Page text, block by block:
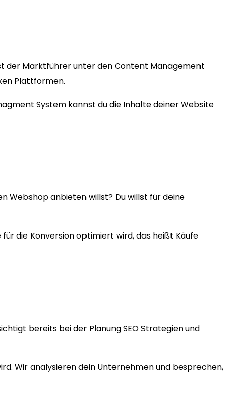
der Marktführer unter den Content Management
Plattformen.
System kannst du die Inhalte deiner Website
Webshop anbieten willst? Du willst für deine
die Konversion optimiert wird, das heißt Käufe
bereits bei der Planung SEO Strategien und
Wir analysieren dein Unternehmen und besprechen,